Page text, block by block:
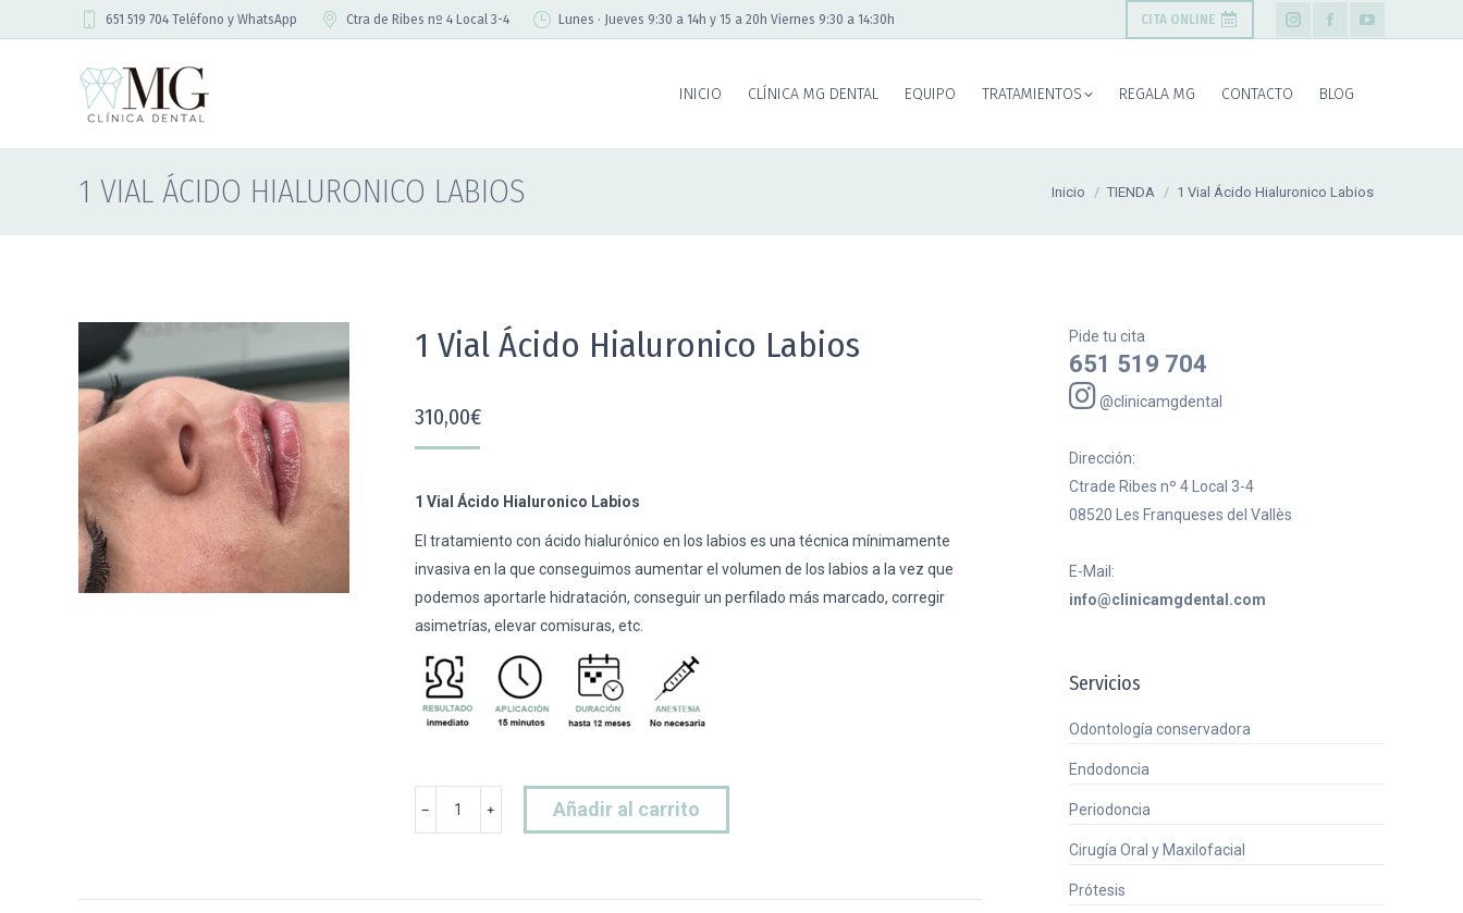
651 519 704 Teléfono y WhatsApp Ctra de Ribes nº 4 Local 3-4 Lunes · Jueves 9:30 a 14h y 15 a 20h Viernes 9:30 a 14:30h CITA ONLINE
Instagram
opens
Facebook
opens
YouTube
INICIO CLÍNICA MG DENTAL EQUIPO TRATAMIENTOS REGALA MG CONTACTO BLOG
1 VIAL ÁCIDO HIALURONICO LABIOS Inicio TIENDA 1 Vial Ácido Hialuronico Labios
1 Vial Ácido Hialuronico Labios
310,00€
1 Vial Ácido Hialuronico Labios
El tratamiento con ácido hialurónico en los labios es una técnica mínimamente
invasiva en la que conseguimos aumentar el volumen de los labios a la vez que
podemos aportarle hidratación, conseguir un perfilado más marcado, corregir
asimetrías, elevar comisuras, etc.
﹣ ﹢ Añadir al carrito
Pide tu cita
651 519 704
@clinicamgdental
Dirección:
Ctrade Ribes nº 4 Local 3-4
08520 Les Franqueses del Vallès
E-Mail:
info@clinicamgdental.com
Servicios
Odontología conservadora
Endodoncia
Periodoncia
Cirugía Oral y Maxilofacial
Prótesis